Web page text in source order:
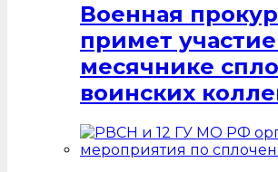
Военная
примет
месячнике
воинских